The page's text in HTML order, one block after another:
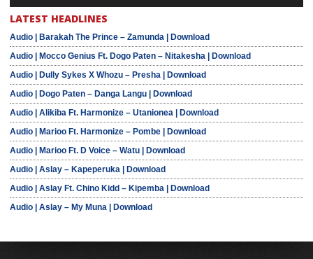
LATEST HEADLINES
Audio | Barakah The Prince – Zamunda | Download
Audio | Mocco Genius Ft. Dogo Paten – Nitakesha | Download
Audio | Dully Sykes X Whozu – Presha | Download
Audio | Dogo Paten – Danga Langu | Download
Audio | Alikiba Ft. Harmonize – Utanionea | Download
Audio | Marioo Ft. Harmonize – Pombe | Download
Audio | Marioo Ft. D Voice – Watu | Download
Audio | Aslay – Kapeperuka | Download
Audio | Aslay Ft. Chino Kidd – Kipemba | Download
Audio | Aslay – My Muna | Download